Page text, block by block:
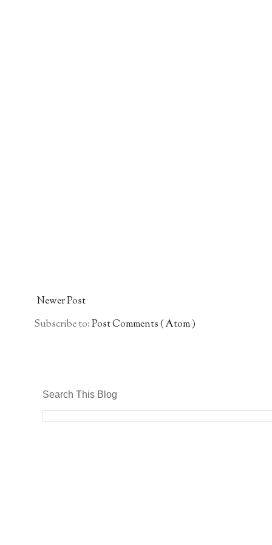
Newer Post
Subscribe to:Post Comments ( Atom )
Search This Blog